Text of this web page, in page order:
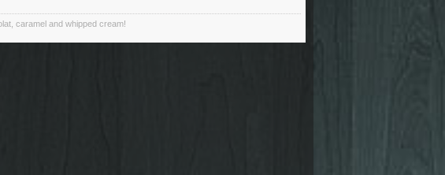
caramel and whipped cream!